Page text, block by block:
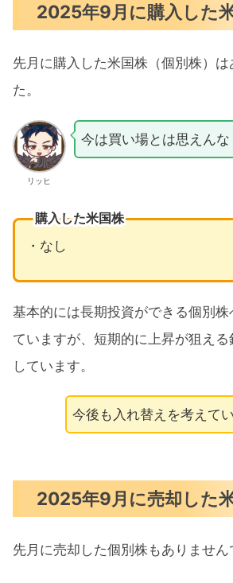
2025年9月に購入した
先月に購入した米国株（個別株）は
た。
リッヒ
今は買い場とは思えんな
購入した米国株
・なし
基本的には長期投資ができる個別
ていますが、短期的に上昇が狙え
しています。
今後も入れ替えを考えて
2025年9月に売却した
先月に売却した個別株もありません